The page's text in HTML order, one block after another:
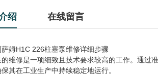
绍 在线留言
姆H1C 226柱塞泵维修详细步骤
维修是一项细致且技术要求较高的工作。通过
其在工业生产中持续稳定地运行。